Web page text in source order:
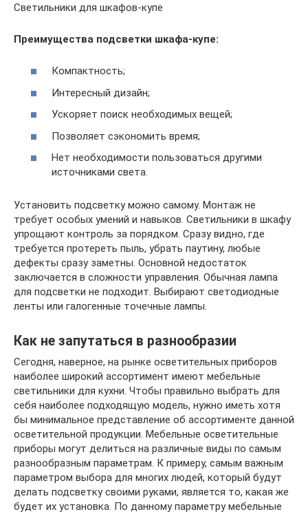
Светильники для шкафов-купе
Преимущества подсветки шкафа-купе:
Компактность;
Интересный дизайн;
Ускоряет поиск необходимых вещей;
Позволяет сэкономить время;
Нет необходимости пользоваться другими
источниками света.
Установить подсветку можно самому. Монтаж не
требует особых умений и навыков. Светильники в шкафу
упрощают контроль за порядком. Сразу видно, где
требуется протереть пыль, убрать паутину, любые
дефекты сразу заметны. Основной недостаток
заключается в сложности управления. Обычная лампа
для подсветки не подходит. Выбирают светодиодные
ленты или галогенные точечные лампы.
Как не запутаться в разнообразии
Сегодня, наверное, на рынке осветительных приборов
наиболее широкий ассортимент имеют мебельные
светильники для кухни. Чтобы правильно выбрать для
себя наиболее подходящую модель, нужно иметь хотя
бы минимальное представление об ассортименте данной
осветительной продукции. Мебельные осветительные
приборы могут делиться на различные виды по самым
разнообразным параметрам. К примеру, самым важным
параметром выбора для многих людей, который будут
делать подсветку своими руками, является то, какая же
будет их установка. По данному параметру мебельные